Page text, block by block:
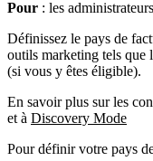
Pour : les
Définissez le pays de
outils marketing tels que
(si vous y êtes éligible).
En savoir plus sur les
et à Discovery Mode
Pour définir votre pays